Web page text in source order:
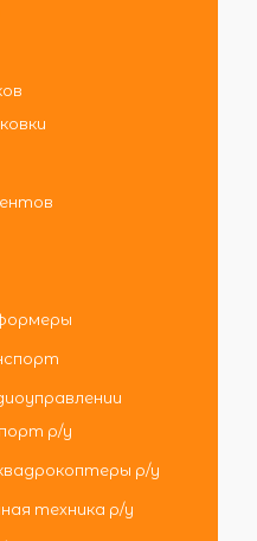
р/у
р/у
техника р/у